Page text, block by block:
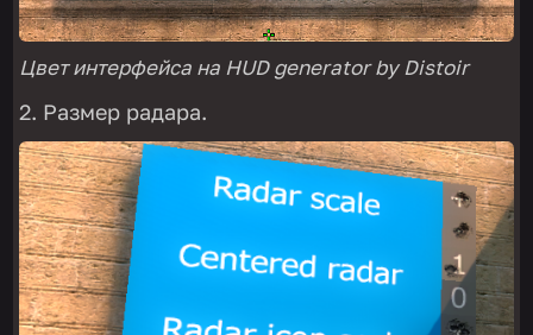
Цвет интерфейса на HUD generator by Distoir
Размер радара.